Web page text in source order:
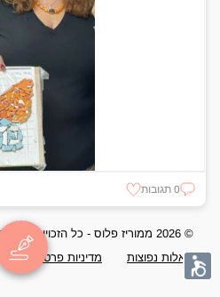
0 תגובות
© 2026 ממוריז פלוס - כל הזכויות שמורות
שאלות נפוצות
מדיניות פרטיות